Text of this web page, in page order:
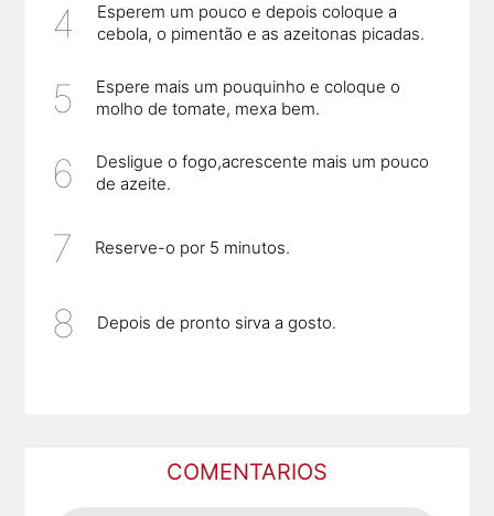
Esperem um pouco e depois coloque a
cebola, o pimentão e as azeitonas picadas.
Espere mais um pouquinho e coloque o
molho de tomate, mexa bem.
Desligue o fogo,acrescente mais um pouco
de azeite.
Reserve-o por 5 minutos.
Depois de pronto sirva a gosto.
COMENTARIOS